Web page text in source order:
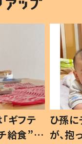
ギフテ
給食”を
ひ孫
が、